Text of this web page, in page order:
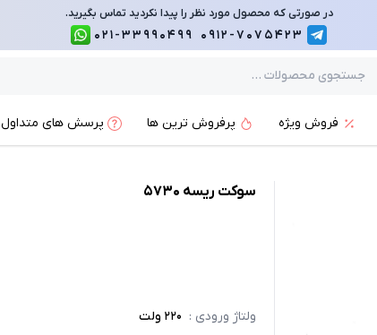
در صورتی که محصول مورد نظر را پیدا نکردید تماس بگیرید.
0912-7075423
021-33990499
فروش ویژه پرفروش ترین ها پرسش های متداول
سوکت ریسه 5730
ولتاژ ورودی : 220 ولت